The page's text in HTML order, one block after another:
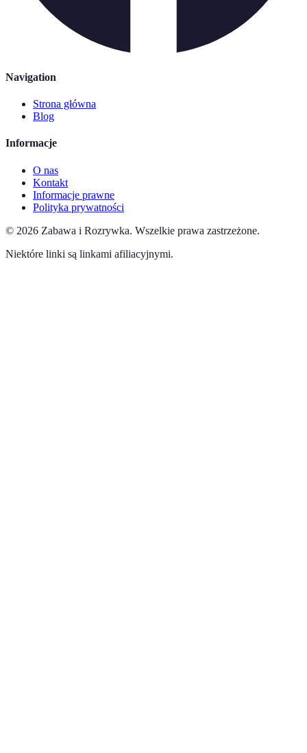
Navigation
Strona główna
Blog
Informacje
O nas
Kontakt
Informacje prawne
Polityka prywatności
© 2026 Zabawa i Rozrywka. Wszelkie prawa zastrzeżone.
Niektóre linki są linkami afiliacyjnymi.